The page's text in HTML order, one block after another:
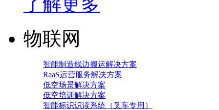
物联网
智能制造线边搬运解决方案
RaaS运营服务解决方案
低空场景解决方案
低空培训解决方案
智能标识识读系统（叉车专用）